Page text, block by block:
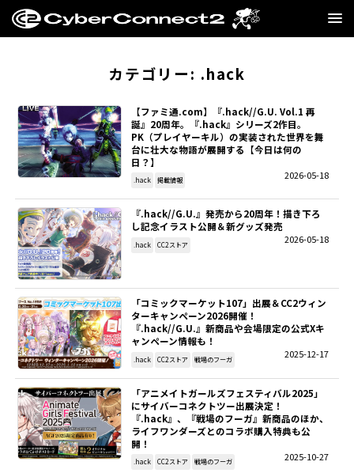
MANGA・NOVEL
FILM
CC2STORE
COMPANY
RECRUIT
SNS
SITEMAP
EN
カテゴリー: .hack
【ファミ通.com】『.hack//G.U. Vol.1 再
誕』20周年。『.hack』シリーズ2作目。
PK（プレイヤーキル）の実装された世界を舞
台に壮大な物語が展開する【今日は何の
日？】
2026-05-18
.hack 掲載情報
『.hack//G.U.』発売から20周年！描き下ろ
し記念イラスト公開＆新グッズ発売
2026-05-18
.hack CC2ストア
「コミックマーケット107」出展＆CC2ウィン
ターキャンペーン2026開催！
『.hack//G.U.』新商品や会場限定の公式Xキ
ャンペーン情報も！
2025-12-17
.hack CC2ストア 戦場のフーガ
「アニメイトガールズフェスティバル2025」
にサイバーコネクトツー出展決定！
『.hack』、『戦場のフーガ』新商品のほか、
ライフワンダーズとのコラボ購入特典も公
開！
2025-10-27
.hack CC2ストア 戦場のフーガ